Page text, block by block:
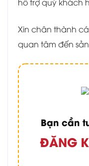
Xin chân thành
quan tâm đến
Bạn cần
ĐĂNG